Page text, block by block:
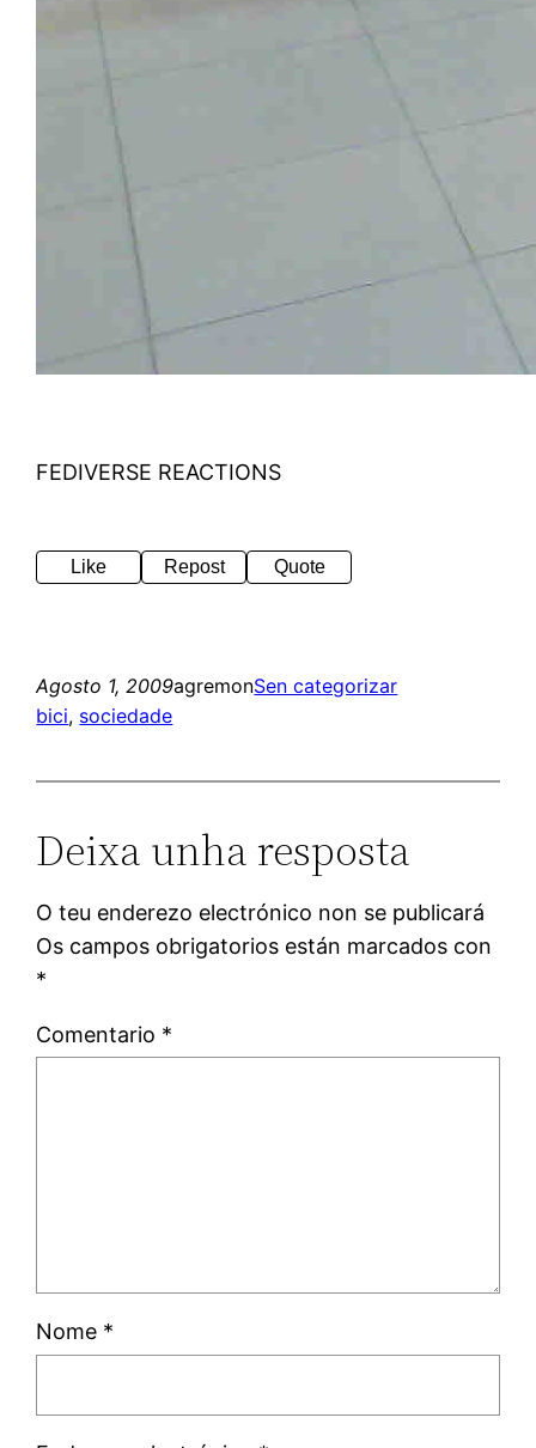
FEDIVERSE REACTIONS
Like Repost Quote
Agosto 1, 2009agremonSen categorizar
bici, sociedade
Deixa unha resposta
O teu enderezo electrónico non se publicará
Os campos obrigatorios están marcados con
*
Comentario *
Nome *